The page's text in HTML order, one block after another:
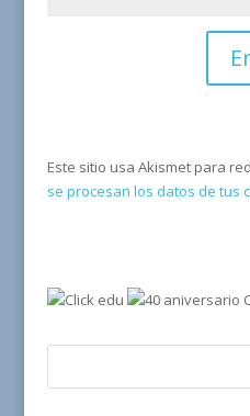
Este sitio usa Akismet para
se procesan los datos de tus